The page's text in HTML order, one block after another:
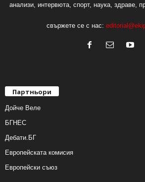
анализи, интервюта, спорт, наука, здраве,
свържете се с нас:
Партньори
Дойче Веле
БГНЕС
Дебати.БГ
Европейската комисия
Европейски съюз